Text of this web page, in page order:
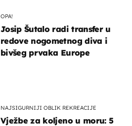
NAJSIGURNIJI OBLIK REKREACIJE
Vježbe za koljeno u moru: 5
OPA!
Josip Šutalo radi transfer u
redove nogometnog diva i
bivšeg prvaka Europe